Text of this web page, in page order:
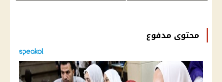
محتوى مدفوع